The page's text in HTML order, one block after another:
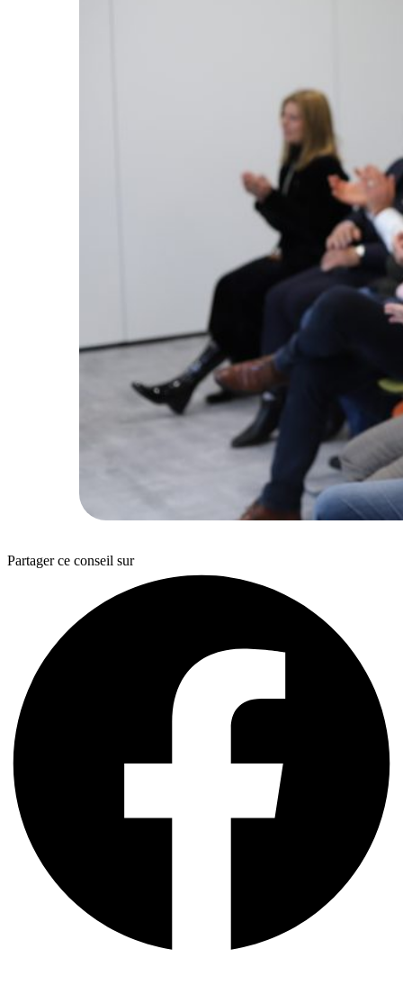
Partager ce conseil sur